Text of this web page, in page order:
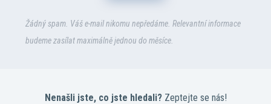
Žádný spam. Váš e-mail nikomu nepředáme. Relevantní informace
budeme zasílat maximálně jednou do měsíce.
Nenašli jste, co jste hledali?Zeptejte se nás!